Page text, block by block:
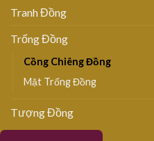
Tranh Đồng
Trống Đồng
Cồng Chiêng Đồng
Mặt Trống Đồng
Tượng Đồng